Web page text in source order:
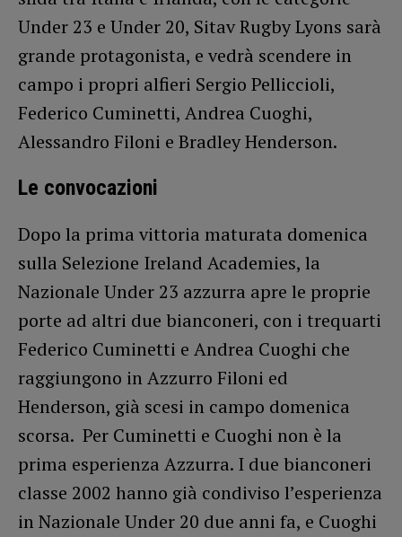
Under 23 e Under 20, Sitav Rugby Lyons sarà
grande protagonista, e vedrà scendere in
campo i propri alfieri Sergio Pelliccioli,
Federico Cuminetti, Andrea Cuoghi,
Alessandro Filoni e Bradley Henderson.
Le convocazioni
Dopo la prima vittoria maturata domenica
sulla Selezione Ireland Academies, la
Nazionale Under 23 azzurra apre le proprie
porte ad altri due bianconeri, con i trequarti
Federico Cuminetti e Andrea Cuoghi che
raggiungono in Azzurro Filoni ed
Henderson, già scesi in campo domenica
scorsa. Per Cuminetti e Cuoghi non è la
prima esperienza Azzurra. I due bianconeri
classe 2002 hanno già condiviso l’esperienza
in Nazionale Under 20 due anni fa, e Cuoghi